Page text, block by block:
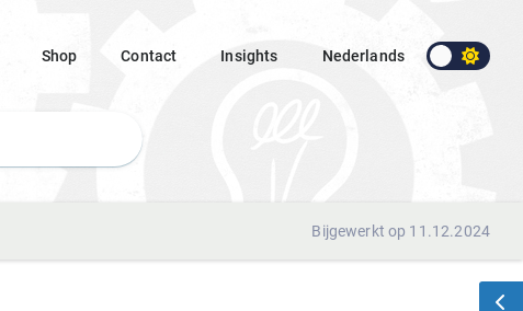
Shop Contact Insights Nederlands
Bijgewerkt op 11.12.2024